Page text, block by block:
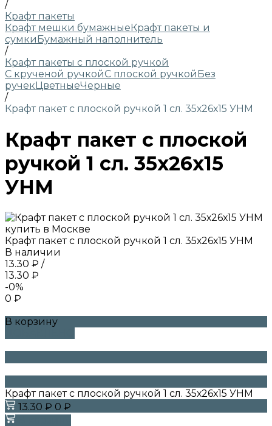
/
Крафт пакеты
Крафт мешки бумажные Крафт пакеты и
сумки Бумажный наполнитель
/
Крафт пакеты с плоской ручкой
С крученой ручкойС плоской ручкой Без
ручек ЦветныеЧерные
/
Крафт пакет с плоской ручкой 1 сл. 35х26х15 УНМ
Крафт пакет с плоской
ручкой 1 сл. 35х26х15
УНМ
Крафт пакет с плоской ручкой 1 сл. 35х26х15 УНМ
В наличии
13.30 ₽ /
13.30 ₽
-0%
0 ₽
В корзину
Крафт пакет с плоской ручкой 1 сл. 35х26х15 УНМ
13.30 ₽ 0 ₽